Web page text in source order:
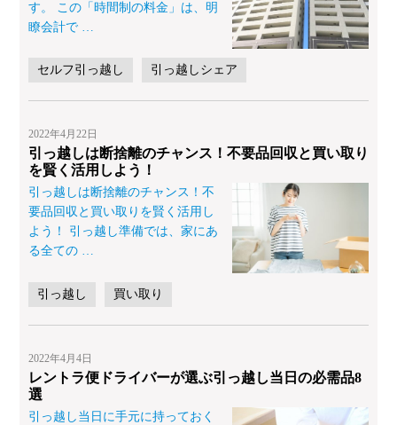
す。 この「時間制の料金」は、明
瞭会計で …
セルフ引っ越し 引っ越しシェア
2022年4月22日
引っ越しは断捨離のチャンス！不要品回収と買い取り
を賢く活用しよう！
引っ越しは断捨離のチャンス！不
要品回収と買い取りを賢く活用し
よう！ 引っ越し準備では、家にあ
る全ての
引っ越し 買い取り
2022年4月4日
レントラ便ドライバーが選ぶ引っ越し当日の必需品8
選
引っ越し当日に手元に持っておく